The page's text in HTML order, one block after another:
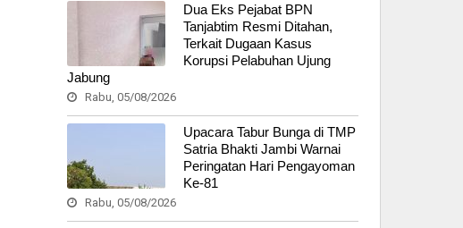
Dua Eks Pejabat BPN
Tanjabtim Resmi Ditahan,
Terkait Dugaan Kasus
Korupsi Pelabuhan Ujung
Jabung
Rabu, 05/08/2026
Upacara Tabur Bunga di TMP
Satria Bhakti Jambi Warnai
Peringatan Hari Pengayoman
Ke-81
Rabu, 05/08/2026